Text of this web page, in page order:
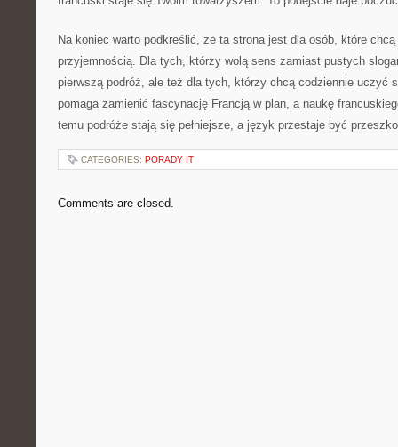
Na koniec warto podkreślić, że ta strona jest dla osób, które chcą
przyjemnością. Dla tych, którzy wolą sens zamiast pustych
pierwszą podróż, ale też dla tych, którzy chcą codziennie uczyć
pomaga zamienić fascynację Francją w plan, a naukę
temu podróże stają się pełniejsze, a język przestaje być
CATEGORIES: PORADY IT
Comments are closed.